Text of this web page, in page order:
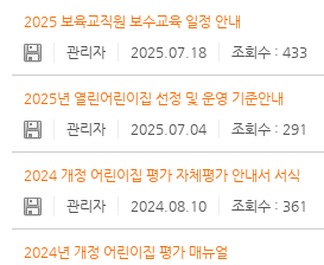
2025 보육교직원 보수교육 일정 안내
관리자
2025.07.18 433
2025년 열린어린이집 선정 및 운영 기준안내
관리자
2025.07.04 291
2024 개정 어린이집 평가 자체평가 안내서 서식
관리자
2024.08.10 361
2024년 개정 어린이집 평가 매뉴얼